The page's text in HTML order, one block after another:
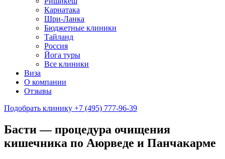
Карнатака
Шри-Ланка
Бюджетные клиники
Тайланд
Россия
Йога туры
Все клиники
Виза
О компании
Отзывы
Подобрать клинику +7 (495) 777-96-39
Басти — процедура очищения
кишечника по Аюрведе и Панчакарме